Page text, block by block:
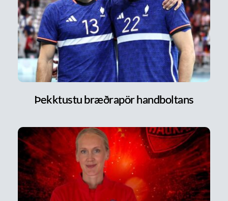
Þekktustu bræðrapör handboltans